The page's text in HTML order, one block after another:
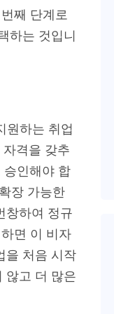
째 단계로
하는 것입니
원하는 취업
격을 갖추
인해야 합
장 가능한
창하여 정규
면 이 비자
을 처음 시작
않고 더 많은